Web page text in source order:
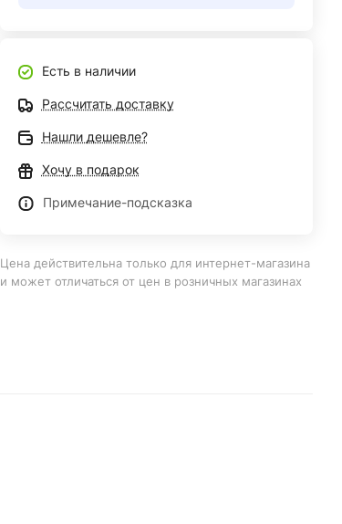
Есть в наличии
Рассчитать доставку
Нашли дешевле?
Хочу в подарок
Примечание-подсказка
Цена действительна только для интернет-магазина
и может отличаться от цен в розничных магазинах